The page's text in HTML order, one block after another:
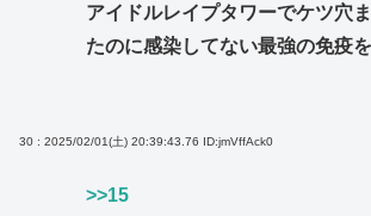
アイドルレイプタワーでケツ穴
たのに感染してない最強の免疫
30 : 2025/02/01(土) 20:39:43.76 ID:jmVffAck0
>>15